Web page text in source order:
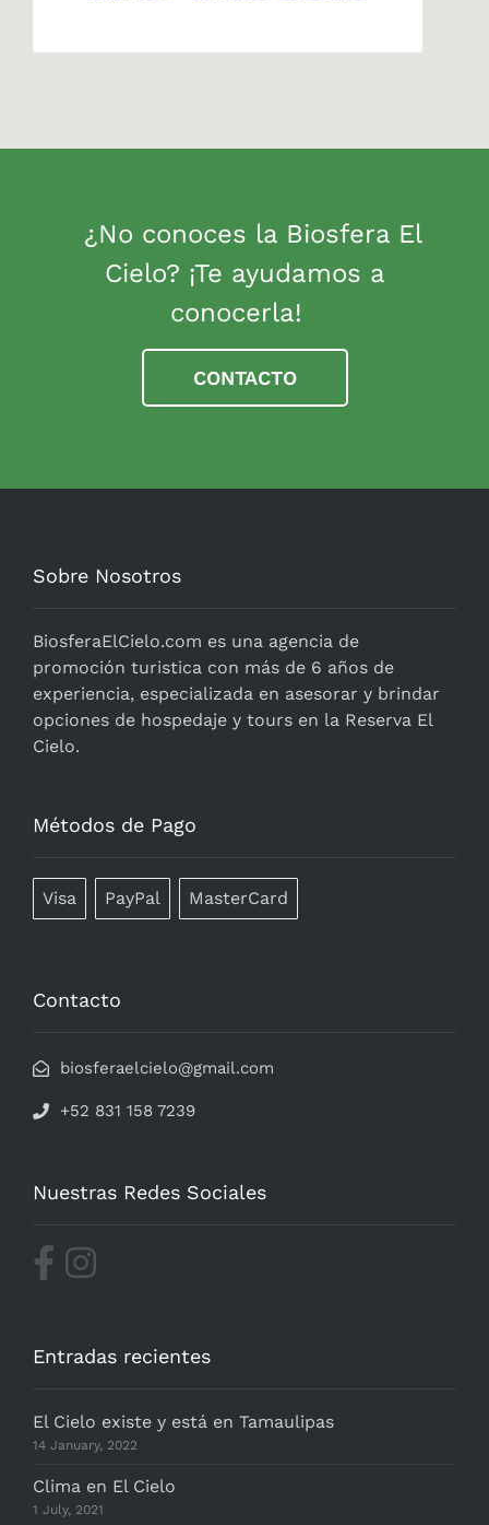
¿No conoces la Biosfera El
Cielo? ¡Te ayudamos a
conocerla!
CONTACTO
Sobre Nosotros
BiosferaElCielo.com es una agencia de
promoción turistica con más de 6 años de
experiencia, especializada en asesorar y brindar
opciones de hospedaje y tours en la Reserva El
Cielo.
Métodos de Pago
Visa PayPal MasterCard
Contacto
biosferaelcielo@gmail.com
+52 831 158 7239
Nuestras Redes Sociales
Entradas recientes
El Cielo existe y está en Tamaulipas
14 January, 2022
Clima en El Cielo
1 July, 2021